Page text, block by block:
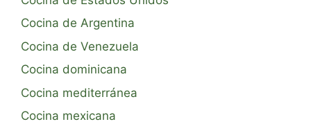
Cocina de Argentina
Cocina de Venezuela
Cocina dominicana
Cocina mediterránea
Cocina mexicana